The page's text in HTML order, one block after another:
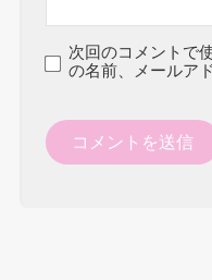
次回のコメントで
の名前、メールア